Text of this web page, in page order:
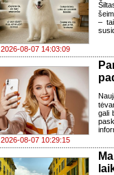
2026-08-07 14:03:09
–
2026-08-07 10:29:15
gali